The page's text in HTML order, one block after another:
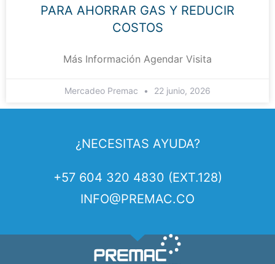
PARA AHORRAR GAS Y REDUCIR
COSTOS
Más Información Agendar Visita
Mercadeo Premac 22 junio, 2026
¿NECESITAS AYUDA?
+57 604 320 4830 (EXT.128)
INFO@PREMAC.CO